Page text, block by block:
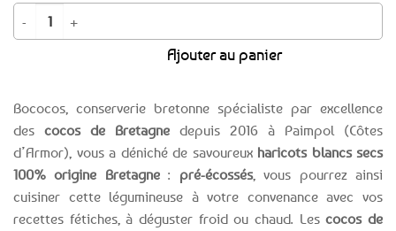
Bococos, conserverie bretonne spécialiste par excellence
des cocos de Bretagne depuis 2016 à Paimpol (Côtes
d’Armor), vous a déniché de savoureux haricots blancs secs
100% origine Bretagne: pré-écossés, vous pourrez ainsi
cuisiner cette légumineuse à votre convenance avec vos
recettes fétiches, à déguster froid ou chaud. Lescocos de
quantité de Cocos / Haricots blancs secs origine Bretagne - 300g
Ajouter au panier